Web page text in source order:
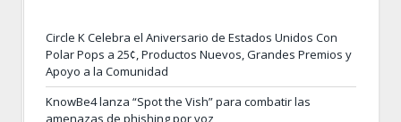
Circle K Celebra el Aniversario de Estados Unidos Con
Polar Pops a 25¢, Productos Nuevos, Grandes Premios y
Apoyo a la Comunidad
KnowBe4 lanza “Spot the Vish” para combatir las
amenazas de phishing por voz